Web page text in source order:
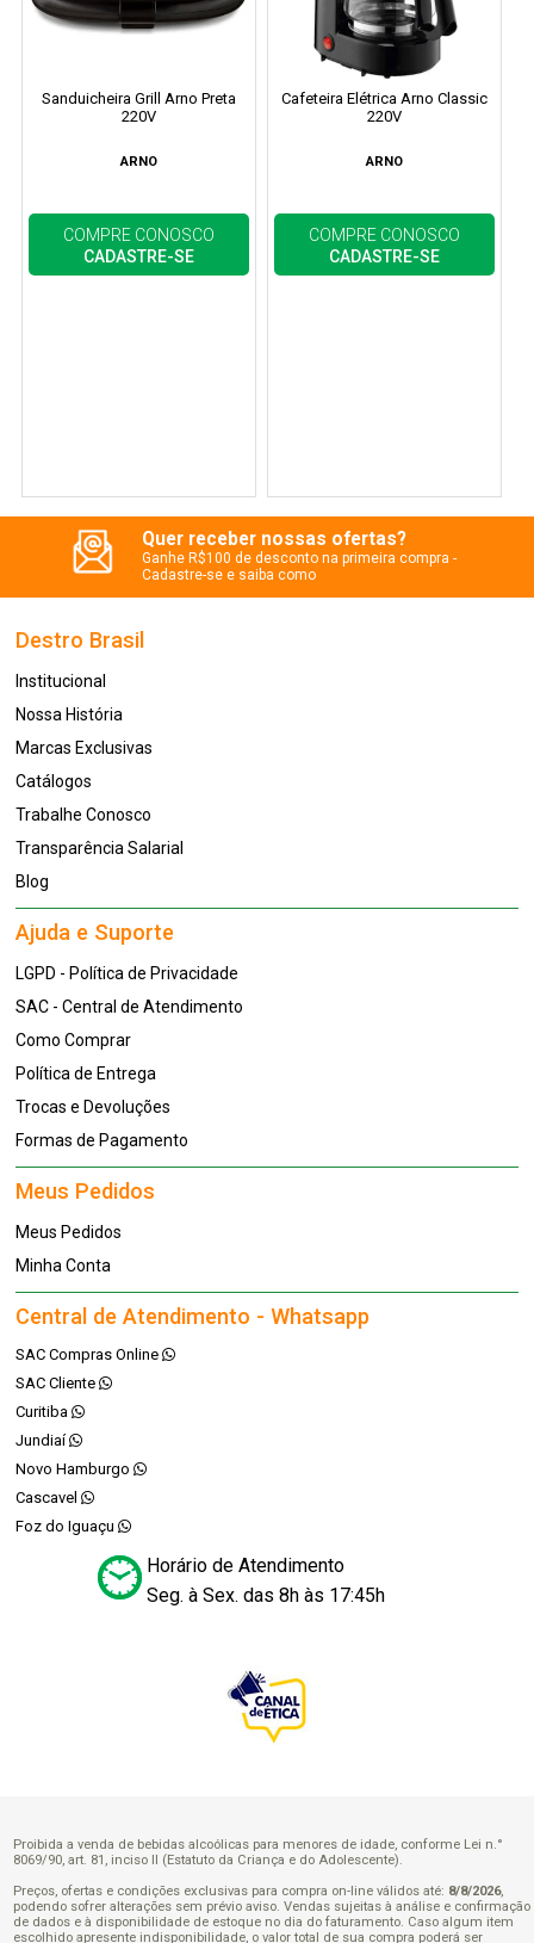
Sanduicheira Grill Arno Preta
220V
ARNO
COMPRE CONOSCO
CADASTRE-SE
Cafeteira Elétrica Arno Classic
220V
ARNO
COMPRE CONOSCO
CADASTRE-SE
Quer receber nossas ofertas?
Ganhe R$100 de desconto na primeira compra -
Cadastre-se e saiba como
Destro Brasil
Institucional
Nossa História
Marcas Exclusivas
Catálogos
Trabalhe Conosco
Transparência Salarial
Blog
Ajuda e Suporte
LGPD - Política de Privacidade
SAC - Central de Atendimento
Como Comprar
Política de Entrega
Trocas e Devoluções
Formas de Pagamento
Meus Pedidos
Meus Pedidos
Minha Conta
Central de Atendimento - Whatsapp
SAC Compras Online
SAC Cliente
Curitiba
Jundiaí
Novo Hamburgo
Cascavel
Foz do Iguaçu
Horário de Atendimento
Seg. à Sex. das 8h às 17:45h
Proibida a venda de bebidas alcoólicas para menores de idade, conforme Lei n.°
8069/90, art. 81, inciso II (Estatuto da Criança e do Adolescente).
Preços, ofertas e condições exclusivas para compra on-line válidos até: 8/8/2026,
podendo sofrer alterações sem prévio aviso. Vendas sujeitas à análise e confirmação
de dados e à disponibilidade de estoque no dia do faturamento. Caso algum item
escolhido apresente indisponibilidade, o valor total de sua compra poderá ser